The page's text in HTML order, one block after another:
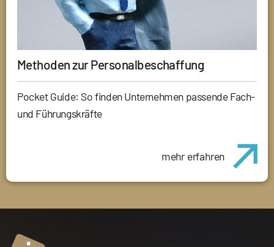
Methoden zur Personalbeschaffung
Pocket Guide: So finden Unternehmen passende Fach-
und Führungskräfte
mehr erfahren